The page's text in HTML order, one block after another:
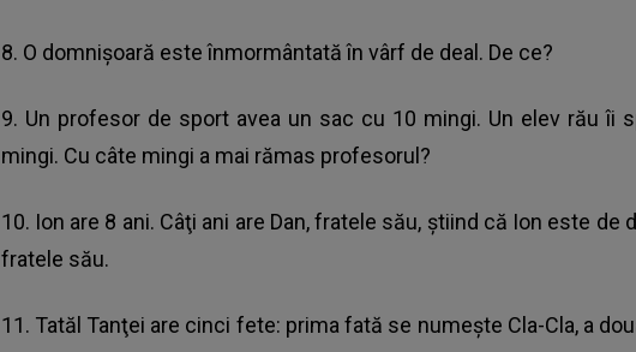
8. O domnişoară este înmormântată în vârf de deal. De ce?
9. Un profesor de sport avea un sac cu 10 mingi. Un elev rău îi
mingi. Cu câte mingi a mai rămas profesorul?
10. Ion are 8 ani. Câţi ani are Dan, fratele său, ştiind că Ion este de
fratele său.
11. Tatăl Tanţei are cinci fete: prima fată se numeşte Cla-Cla, a